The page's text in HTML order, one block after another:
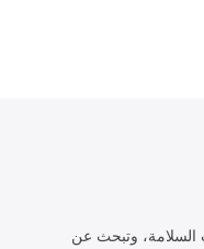
السلامة، وتبحث عن